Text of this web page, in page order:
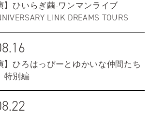
】ひいらぎ繭-ワンマンライブ
LINK DREAMS TOURS
】ひろはっぴーとゆかいな仲間たち
特別編